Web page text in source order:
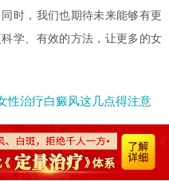
时，我们也期待未来能够有更
学、有效的方法，让更多的女
性治疗白癜风这几点得注意